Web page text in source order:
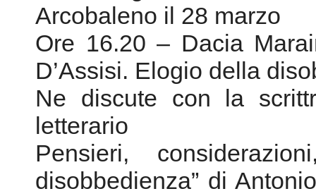
letterario
Pensieri,
disobbedienza” di
latina medievale
Letture a cura
drammatica “Silvio
Conduce Pier Paolo